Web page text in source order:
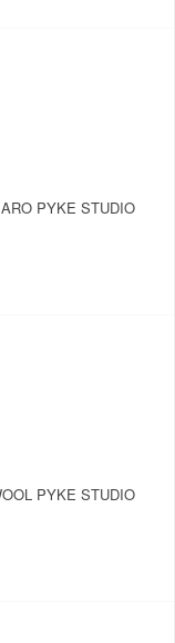
PYKE STUDIO
PYKE STUDIO